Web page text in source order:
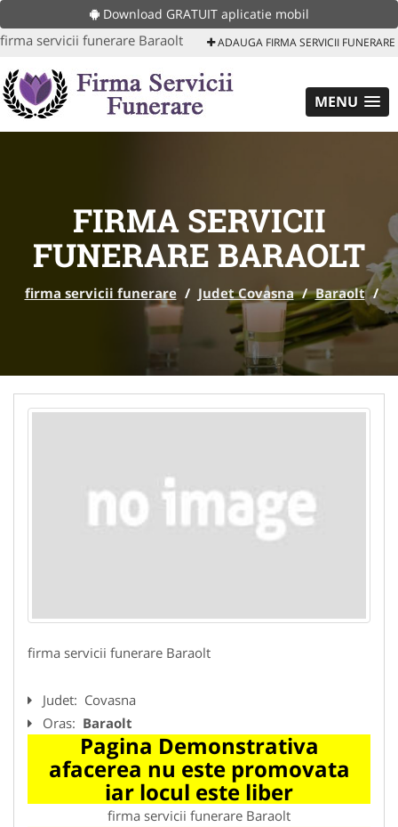
Download GRATUIT aplicatie mobil
firma servicii funerare Baraolt ADAUGA FIRMA SERVICII FUNERARE
MENU
FIRMA SERVICII
FUNERARE BARAOLT
firma servicii funerare / Judet Covasna / Baraolt /
firma servicii funerare Baraolt
Judet: Covasna
Oras: Baraolt
Pagina Demonstrativa
afacerea nu este promovata
iar locul este liber
firma servicii funerare Baraolt